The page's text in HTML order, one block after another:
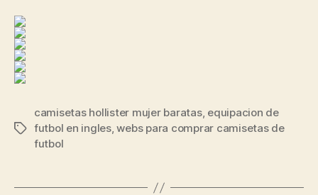
Etiquetas
camisetas hollister mujer baratas, equipacion de
futbol en ingles,webs para comprar camisetas de
futbol